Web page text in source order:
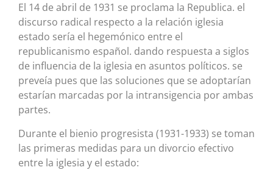
El 14 de abril de 1931 se proclama la Republica. el
discurso radical respecto a la relación iglesia
estado sería el hegemónico entre el
republicanismo español. dando respuesta a siglos
de influencia de la iglesia en asuntos políticos. se
preveía pues que las soluciones que se adoptarían
estarían marcadas por la intransigencia por ambas
partes.
Durante el bienio progresista (1931-1933) se toman
las primeras medidas para un divorcio efectivo
entre la iglesia y el estado: